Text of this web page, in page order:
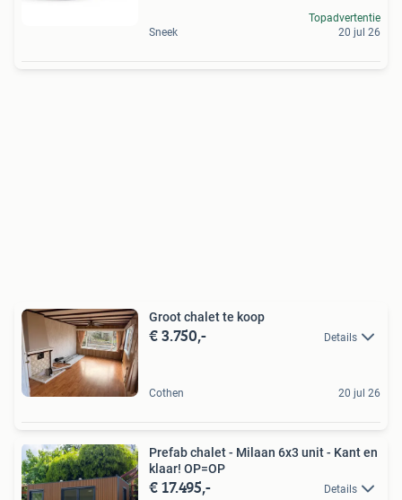
Sneek
Topadvertentie
20 jul 26
Groot chalet te koop
€ 3.750,- Details
Cothen 20 jul 26
Prefab chalet - Milaan 6x3 unit - Kant en
klaar! OP=OP
€ 17.495,- Details